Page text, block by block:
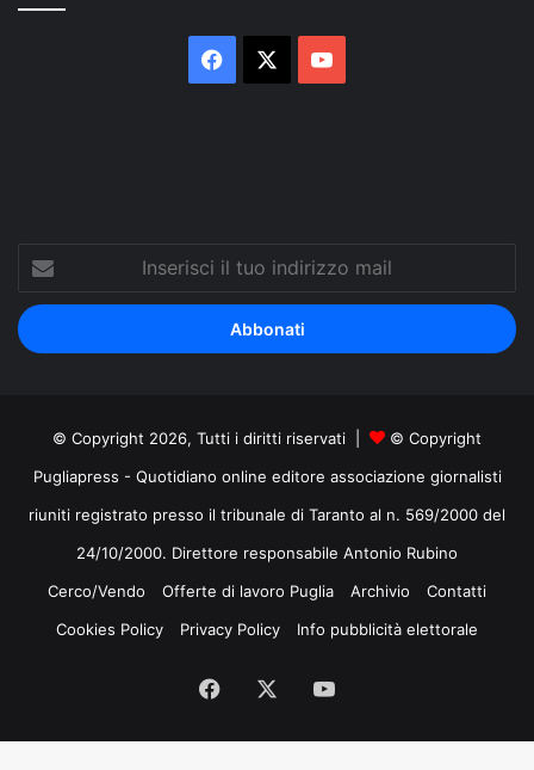
Facebook
Inserisci
tuo
indirizzo
mail
© Copyright 2026, Tutti i diritti riservati |
© Copyright
Pugliapress - Quotidiano online editore associazione giornalisti
riuniti registrato presso il tribunale di Taranto al n. 569/2000 del
24/10/2000. Direttore responsabile Antonio Rubino
Cerco/Vendo
Offerte di lavoro Puglia Archivio
Contatti
Cookies Policy
Privacy Policy Info pubblicità elettorale
Facebook
Tube